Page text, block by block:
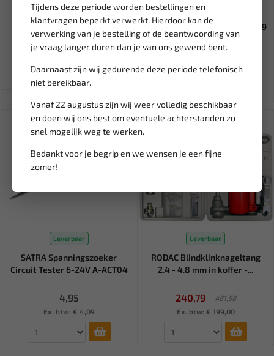
Tijdens deze periode worden bestellingen en
klantvragen beperkt verwerkt. Hierdoor kan de
verwerking van je bestelling of de beantwoording van
je vraag langer duren dan je van ons gewend bent.
Daarnaast zijn wij gedurende deze periode telefonisch
niet bereikbaar.
Vanaf 22 augustus zijn wij weer volledig beschikbaar
en doen wij ons best om eventuele achterstanden zo
snel mogelijk weg te werken.
Bedankt voor je begrip en we wensen je een fijne
zomer!
JBM Assortiment aluminium
blindklinkmoeren (150 st...
19,95
Ex. btw: € 16,49
BGS Universele
remterugdraaiset 6-delig 9159
94,78
Ex. btw: € 78,33
Leverbaar
SATRA Spanningszoeker
Circuit Tester 6-24V A-ACT04
4,95
Ex. btw: € 4,09
SALE!
Leverbaar
RODAC Blindklinknageltang
2.4 - 4.8 mm in koffer -...
240,79
481,58
Ex. btw: € 199,00